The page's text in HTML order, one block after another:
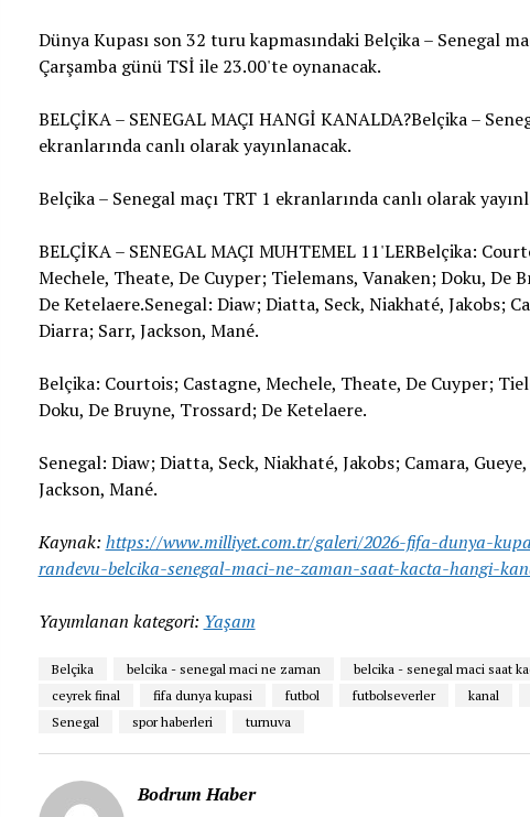
Dünya Kupası son 32 turu kapmasındaki Belçika – Senegal
Çarşamba günü TSİ ile 23.00'te oynanacak.
BELÇİKA – SENEGAL MAÇI HANGİ KANALDA?Belçika –
ekranlarında canlı olarak yayınlanacak.
Belçika – Senegal maçı TRT 1 ekranlarında canlı olarak
BELÇİKA – SENEGAL MAÇI MUHTEMEL 11'LERBelçika:
Mechele, Theate, De Cuyper; Tielemans, Vanaken; Doku, De
De Ketelaere.Senegal: Diaw; Diatta, Seck, Niakhaté, Jakobs;
Diarra; Sarr, Jackson, Mané.
Belçika: Courtois; Castagne, Mechele, Theate, De Cuyper;
Doku, De Bruyne, Trossard; De Ketelaere.
Senegal: Diaw; Diatta, Seck, Niakhaté, Jakobs; Camara,
Jackson, Mané.
Kaynak: https://www.milliyet.com.tr/galeri/2026-fifa-dunya-
randevu-belcika-senegal-maci-ne-zaman-saat-kacta-hangi-
Yayımlanan kategori: Yaşam
Belçika belcika - senegal maci ne zaman
belcika - senegal maci saat
ceyrek final
fifa dunya kupasi futbol futbolseverler kanal
Senegal
spor haberleri turnuva
Bodrum Haber